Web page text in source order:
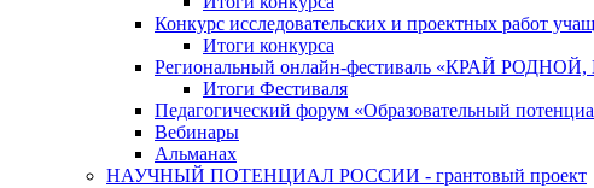
Конкурс исследовательских и проектных работ
Итоги конкурса
Региональный онлайн-фестиваль «КРАЙ
Итоги Фестиваля
Педагогический форум «Образовательный
Вебинары
Альманах
НАУЧНЫЙ ПОТЕНЦИАЛ РОССИИ - грантовый проект